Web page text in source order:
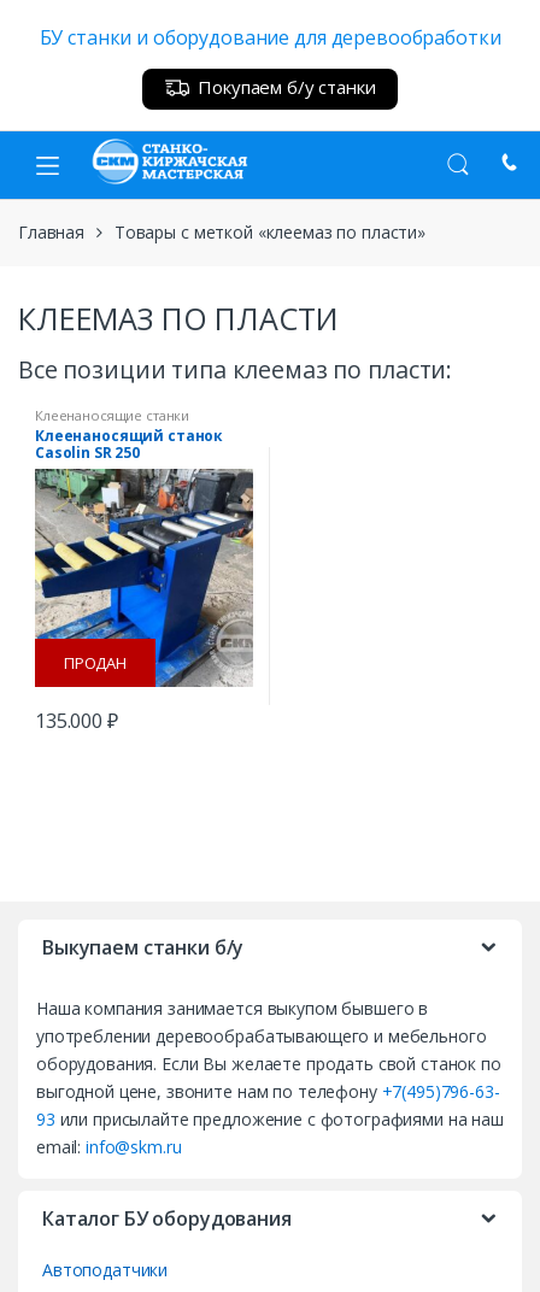
БУ станки и оборудование для деревообработки
Покупаем б/у станки
Главная Товары с меткой «клеемаз по пласти»
КЛЕЕМАЗ ПО ПЛАСТИ
Все позиции типа клеемаз по пласти:
Клеенаносящие станки
Клеенаносящий станок
Casolin SR 250
ПРОДАН
135.000 ₽
Выкупаем станки б/у
Наша компания занимается выкупом бывшего в
употреблении деревообрабатывающего и мебельного
оборудования. Если Вы желаете продать свой станок по
выгодной цене, звоните нам по телефону +7(495)796-63-
93 или присылайте предложение с фотографиями на наш
email:info@skm.ru
Каталог БУ оборудования
Автоподатчики